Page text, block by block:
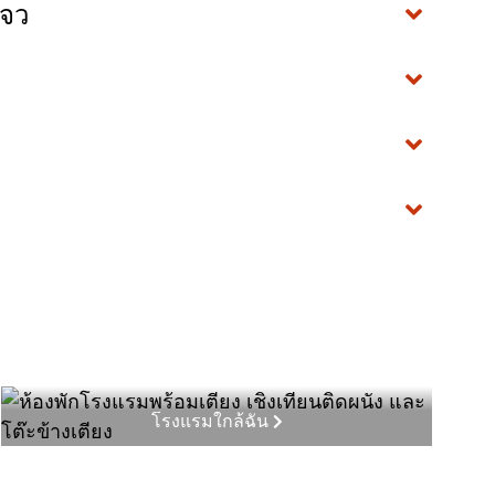
ว
โรงแรมใกล้ฉัน